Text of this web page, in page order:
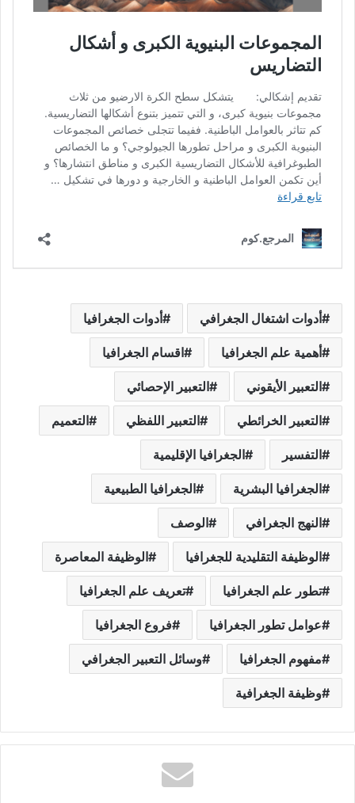
أدوات اشتغال الجغرافي أدوات الجغرافيا
أهمية علم الجغرافيا اقسام الجغرافيا
التعبير الأيقوني التعبير الإحصائي
التعبير الخرائطي التعبير اللفظي التعميم
التفسير الجغرافيا الإقليمية
الجغرافيا البشرية الجغرافيا الطبيعية
النهج الجغرافي الوصف
الوظيفة التقليدية للجغرافيا الوظيفة المعاصرة
تطور علم الجغرافيا تعريف علم الجغرافيا
عوامل تطور الجغرافيا فروع الجغرافيا
مفهوم الجغرافيا وسائل التعبير الجغرافي
وظيفة الجغرافية